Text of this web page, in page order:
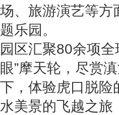
场、旅游演艺等方
题乐园。
园区汇聚80余项
眼”摩天轮，尽赏
下，体验虎口脱险
水美景的飞越之旅